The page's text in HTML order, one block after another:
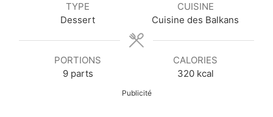
s
s
t
e
s
TYPE
Dessert
CUISINE
Cuisine des Balkans
PORTIONS
9 parts
CALORIES
320 kcal
Publicité